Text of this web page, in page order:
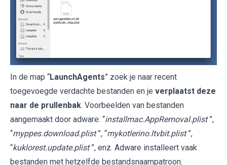
In de map “LaunchAgents” zoek je naar recent
toegevoegde verdachte bestanden en je verplaatst deze
naar de prullenbak. Voorbeelden van bestanden
aangemaakt door adware: “installmac.AppRemoval.plist ”,
“myppes.download.plist ”, “mykotlerino.ltvbit.plist ”,
“kuklorest.update.plist ”, enz. Adware installeert vaak
bestanden met hetzelfde bestandsnaampatroon.